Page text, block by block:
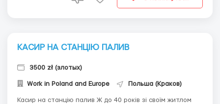
высококачественных косметических и ...
КАСИР НА СТАНЦІЮ ПАЛИВ
3500 zł (злотых)
Work in Poland and Europe Польша (Краков)
Касир на станцію палив Ж до 40 років зі своїм житлом